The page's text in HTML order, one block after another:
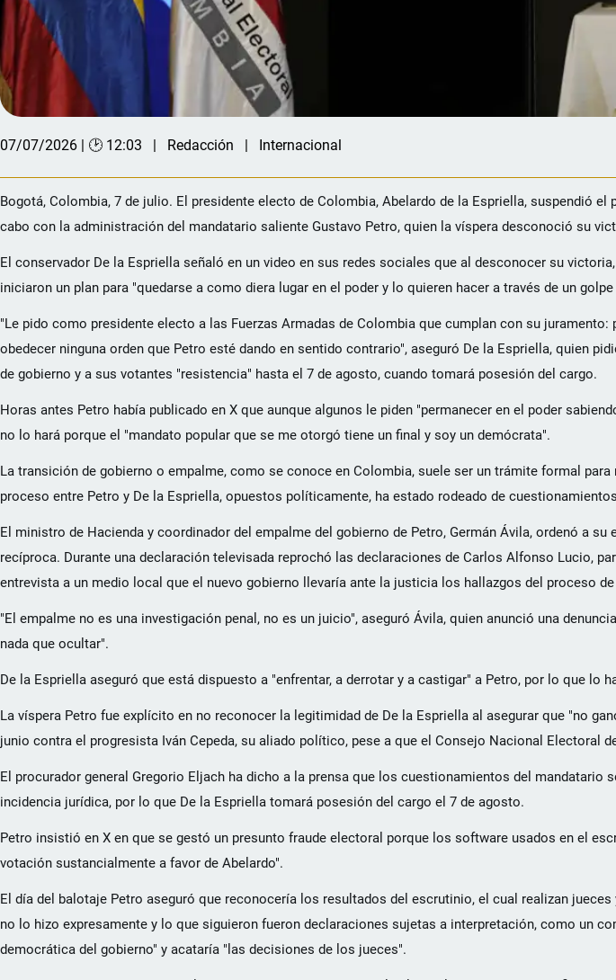
07/07/2026 | 🕑 12:03 Redacción Internacional
Bogotá, Colombia, 7 de julio. El presidente electo de Colombia, Abelardo de la Espriella, suspendió
cabo con la administración del mandatario saliente Gustavo Petro, quien la víspera desconoció su
El conservador De la Espriella señaló en un video en sus redes sociales que al desconocer su
iniciaron un plan para "quedarse a como diera lugar en el poder y lo quieren hacer a través de un
"Le pido como presidente electo a las Fuerzas Armadas de Colombia que cumplan con su
obedecer ninguna orden que Petro esté dando en sentido contrario", aseguró De la Espriella, quien
de gobierno y a sus votantes "resistencia" hasta el 7 de agosto, cuando tomará posesión del cargo.
Horas antes Petro había publicado en X que aunque algunos le piden "permanecer en el poder
no lo hará porque el "mandato popular que se me otorgó tiene un final y soy un demócrata".
La transición de gobierno o empalme, como se conoce en Colombia, suele ser un trámite formal
proceso entre Petro y De la Espriella, opuestos políticamente, ha estado rodeado de
El ministro de Hacienda y coordinador del empalme del gobierno de Petro, Germán Ávila, ordenó a
recíproca. Durante una declaración televisada reprochó las declaraciones de Carlos Alfonso Lucio,
entrevista a un medio local que el nuevo gobierno llevaría ante la justicia los hallazgos del proceso
"El empalme no es una investigación penal, no es un juicio", aseguró Ávila, quien anunció una
nada que ocultar".
De la Espriella aseguró que está dispuesto a "enfrentar, a derrotar y a castigar" a Petro, por lo que lo
La víspera Petro fue explícito en no reconocer la legitimidad de De la Espriella al asegurar que "no
junio contra el progresista Iván Cepeda, su aliado político, pese a que el Consejo Nacional Electoral
El procurador general Gregorio Eljach ha dicho a la prensa que los cuestionamientos del mandatario
incidencia jurídica, por lo que De la Espriella tomará posesión del cargo el 7 de agosto.
Petro insistió en X en que se gestó un presunto fraude electoral porque los software usados en el
votación sustancialmente a favor de Abelardo".
El día del balotaje Petro aseguró que reconocería los resultados del escrutinio, el cual realizan
no lo hizo expresamente y lo que siguieron fueron declaraciones sujetas a interpretación, como un
democrática del gobierno" y acataría "las decisiones de los jueces".